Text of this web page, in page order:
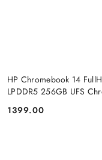
HP Chromebook 14
LPDDR5 256GB UFS
Cena:
1399.00